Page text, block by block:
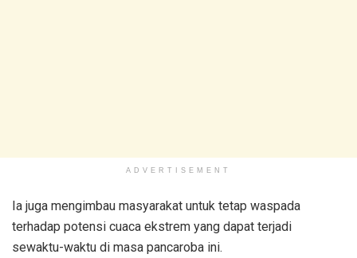
ADVERTISEMENT
Ia juga mengimbau masyarakat untuk tetap waspada
terhadap potensi cuaca ekstrem yang dapat terjadi
sewaktu-waktu di masa pancaroba ini.